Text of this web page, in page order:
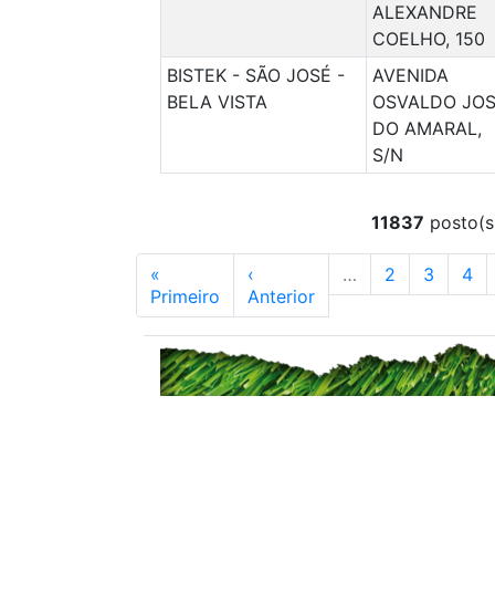
ALEXANDRE
COELHO, 150
BISTEK - SÃO JOSÉ -
BELA VISTA
AVENIDA
OSVALDO
DO AMARAL,
S/N
11837
«
Primeiro
‹
Anterior
… 2 3 4